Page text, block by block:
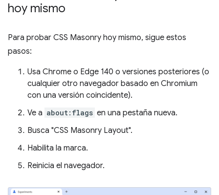
hoy mismo
Para probar CSS Masonry hoy mismo, sigue estos
pasos:
Usa Chrome o Edge 140 o versiones posteriores (o
cualquier otro navegador basado en Chromium
con una versión coincidente).
Ve a about:flags en una pestaña nueva.
Busca "CSS Masonry Layout".
Habilita la marca.
Reinicia el navegador.